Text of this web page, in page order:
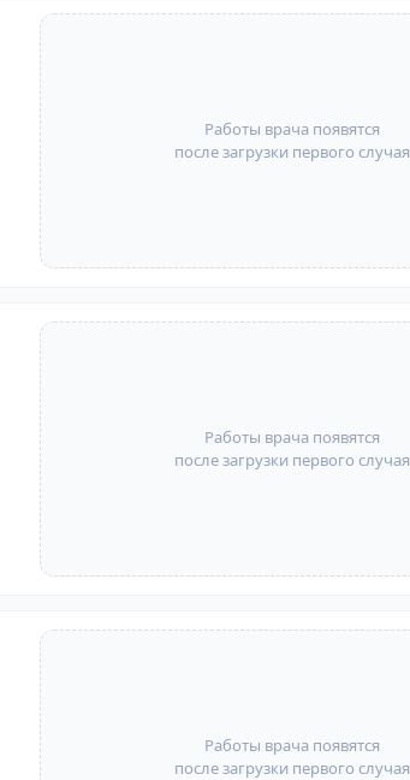
Работы врача появятся
после загрузки первого случая
Работы врача появятся
после загрузки первого случая
Работы врача появятся
после загрузки первого случая